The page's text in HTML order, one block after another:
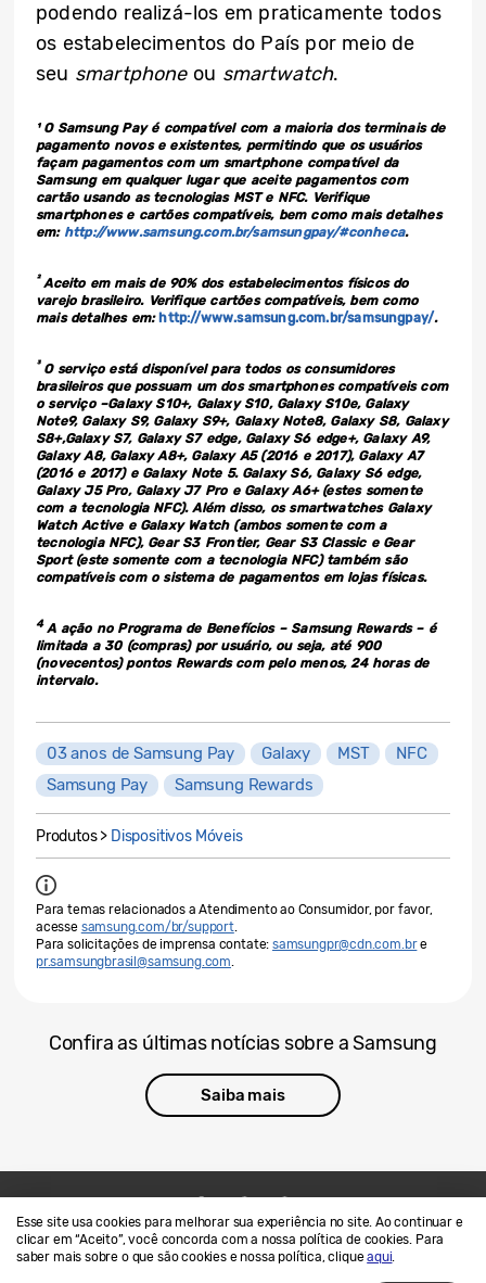
Esse site usa cookies para melhorar sua experiência no site. Ao continuar e
clicar em “Aceito”, você concorda com a nossa política de cookies. Para
saber mais sobre o que são cookies e nossa política, cliqueaqui.
podendo realizá-los em praticamente todos
os estabelecimentos do País por meio de
seu smartphoneou smartwatch.
¹ O Samsung Pay é compatível com a maioria dos terminais de
pagamento novos e existentes, permitindo que os usuários
façam pagamentos com um smartphone compatível da
Samsung em qualquer lugar que aceite pagamentos com
cartão usando as tecnologias MST e NFC. Verifique
smartphones e cartões compatíveis, bem como mais detalhes
em: http://www.samsung.com.br/samsungpay/#conheca.
² Aceito em mais de 90% dos estabelecimentos físicos do
varejo brasileiro. Verifique cartões compatíveis, bem como
mais detalhes em: http://www.samsung.com.br/samsungpay/.
³ O serviço está disponível para todos os consumidores
brasileiros que possuam um dos smartphones compatíveis com
o serviço –Galaxy S10+, Galaxy S10, Galaxy S10e, Galaxy
Note9, Galaxy S9, Galaxy S9+, Galaxy Note8, Galaxy S8, Galaxy
S8+,Galaxy S7, Galaxy S7 edge, Galaxy S6 edge+, Galaxy A9,
Galaxy A8, Galaxy A8+, Galaxy A5 (2016 e 2017), Galaxy A7
(2016 e 2017) e Galaxy Note 5. Galaxy S6, Galaxy S6 edge,
Galaxy J5 Pro, Galaxy J7 Pro e Galaxy A6+ (estes somente
com a tecnologia NFC). Além disso, os smartwatches Galaxy
Watch Active e Galaxy Watch (ambos somente com a
tecnologia NFC), Gear S3 Frontier, Gear S3 Classic e Gear
Sport (este somente com a tecnologia NFC) também são
compatíveis com o sistema de pagamentos em lojas físicas.
4 A ação no Programa de Benefícios – Samsung Rewards – é
limitada a 30 (compras) por usuário, ou seja, até 900
(novecentos) pontos Rewards com pelo menos, 24 horas de
intervalo.
03 anos de Samsung Pay Galaxy MST
NFC
Samsung Pay
Samsung Rewards
Produtos > Dispositivos Móveis
Para temas relacionados a Atendimento ao Consumidor, por favor,
acesse samsung.com/br/support.
Para solicitações de imprensa contate: samsungpr@cdn.com.bre
pr.samsungbrasil@samsung.com.
Confira as últimas notícias sobre a Samsung
Saiba mais
Contato
SAMSUNG.COM
Termos de Uso
Privacidade e Cookies